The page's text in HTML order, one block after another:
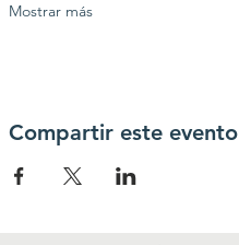
Mostrar más
Compartir este evento